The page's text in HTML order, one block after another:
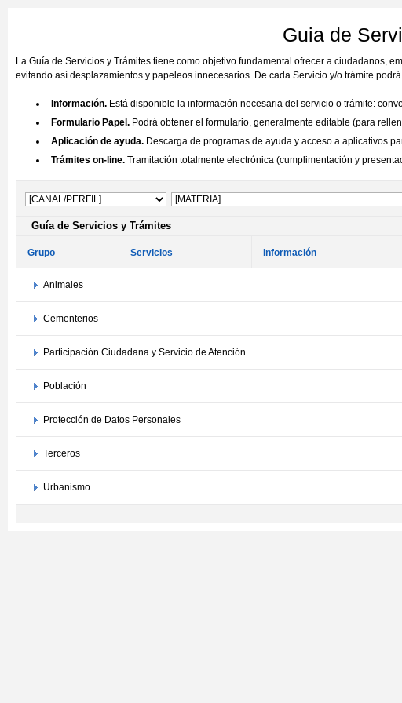
Guia de
La Guía de Servicios y Trámites tiene como objetivo fundamental ofrecer a ciudadanos,
evitando así desplazamientos y papeleos innecesarios. De cada Servicio y/o trámite
Información. Está disponible la información necesaria del servicio o trámite:
Formulario Papel. Podrá obtener el formulario, generalmente editable (para
Aplicación de ayuda. Descarga de programas de ayuda y acceso a aplicativos
Trámites on-line. Tramitación totalmente electrónica (cumplimentación y
Guía de Servicios y Trámites
Grupo Servicios Información
Animales
Cementerios
Participación Ciudadana y Servicio de Atención
Población
Protección de Datos Personales
Terceros
Urbanismo